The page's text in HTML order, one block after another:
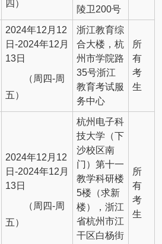
四）
陵卫200号
2024年12月12
日-2024年12月
13日
（周四-周
五）
浙江教育综
合大楼，杭
州市学院路
35号浙江
教育考试服
务中心
所
有
考
生
2024年12月12
日-2024年12月
13日
（周四-周
五）
杭州电子科
技大学（下
沙校区南
门）第十一
教学科研楼
5楼（求新
楼），浙江
省杭州市江
干区白杨街
所
有
考
生